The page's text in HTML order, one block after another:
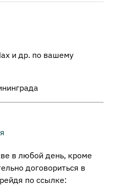
и др. по вашему
в любой день, кроме
договориться в
по ссылке: